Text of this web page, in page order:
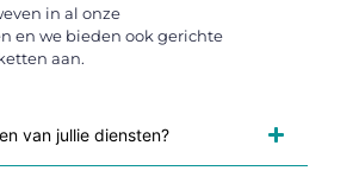
in al onze
en we bieden ook gerichte
aan.
van jullie diensten?